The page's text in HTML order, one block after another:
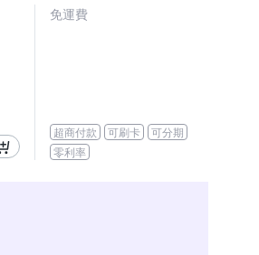
免運費
超商付款 可刷卡
可分期
零利率